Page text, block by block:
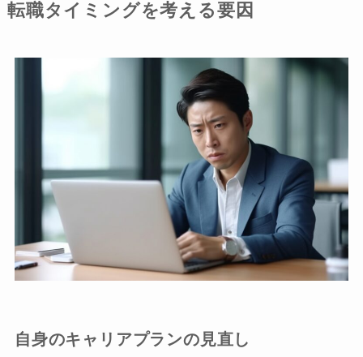
転職タイミングを考える要因
自身のキャリアプランの見直し